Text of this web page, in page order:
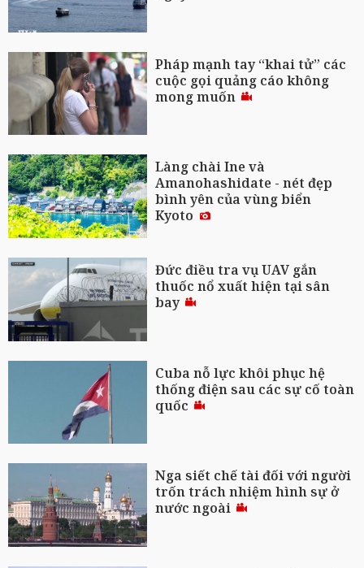
Pháp mạnh tay “khai tử” các
cuộc gọi quảng cáo không
mong muốn
Làng chài Ine và
Amanohashidate - nét đẹp
bình yên của vùng biển
Kyoto
Đức điều tra vụ UAV gắn
thuốc nổ xuất hiện tại sân
bay
Cuba nỗ lực khôi phục hệ
thống điện sau các sự cố toàn
quốc
Nga siết chế tài đối với người
trốn trách nhiệm hình sự ở
nước ngoài